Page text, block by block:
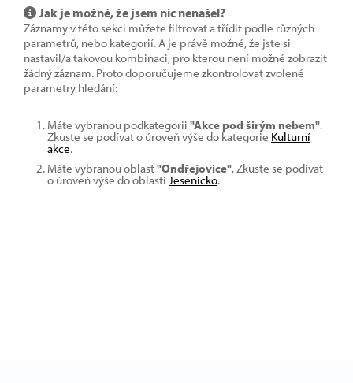
Jak je možné, že jsem nic nenašel?
Záznamy v této sekci můžete filtrovat a třídit podle různých
parametrů, nebo kategorií. A je právě možné, že jste si
nastavil/a takovou kombinaci, pro kterou není možné zobrazit
žádný záznam. Proto doporučujeme zkontrolovat zvolené
parametry hledání:
Máte vybranou podkategorii "Akce pod širým nebem".
Zkuste se podívat o úroveň výše do kategorie Kulturní
akce.
Máte vybranou oblast"Ondřejovice". Zkuste se podívat
o úroveň výše do oblasti Jesenicko.